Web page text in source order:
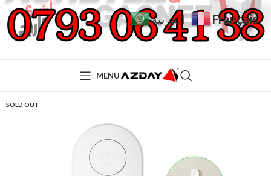
MENU
SOLD OUT
العربية Français